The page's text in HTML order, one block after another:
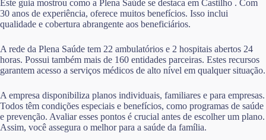
Este guia mostrou como a Plena Saúde se destaca em Castilho . Com
30 anos de experiência, oferece muitos benefícios. Isso inclui
qualidade e cobertura abrangente aos beneficiários.
A rede da Plena Saúde tem 22 ambulatórios e 2 hospitais abertos 24
horas. Possui também mais de 160 entidades parceiras. Estes recursos
garantem acesso a serviços médicos de alto nível em qualquer situação.
A empresa disponibiliza planos individuais, familiares e para empresas.
Todos têm condições especiais e benefícios, como programas de saúde
e prevenção. Avaliar esses pontos é crucial antes de escolher um plano.
Assim, você assegura o melhor para a saúde da família.